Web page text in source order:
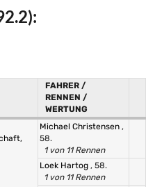
FAHRER /
RENNEN /
WERTUNG
Michael Christensen ,
58.
1 von 11 Rennen
Loek Hartog , 58.
1 von 11 Rennen